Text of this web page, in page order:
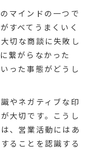
マインドの一つで
すべてうまくいく
切な商談に失敗し
繋がらなかった
った事態がどうし
やネガティブな印
大切です。こうし
、営業活動にはあ
ることを認識する